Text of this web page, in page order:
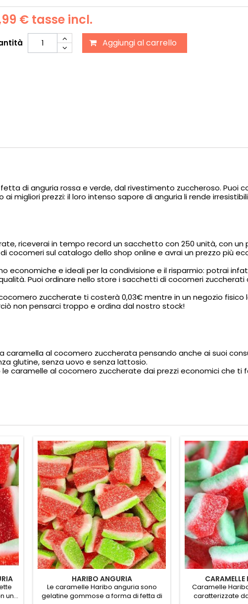
€ tasse incl.
Aggiungi al carrello
di anguria rossa e verde, dal rivestimento zuccheroso. Puoi
prezzi: il loro intenso sapore di anguria li rende
riceverai in tempo record un sacchetto con 250 unità, con un
cocomeri sul catalogo dello shop online e avrai un prezzo più
economiche e ideali per la condivisione e il risparmio: potrai
Puoi ordinare nello store i sacchetti di cocomeri zuccherati
zuccherate ti costerà 0,03€ mentre in un negozio fisico
non pensarci troppo e ordina dal nostro stock!
al cocomero zuccherata pensando anche ai suoi
glutine, senza uovo e senza lattosio.
caramelle al cocomero zuccherate dai prezzi economici che ti
un...
HARIBO ANGURIA
Le caramelle Haribo anguria sono
gelatine gommose a forma di fetta di
Caramelle
caratterizzate